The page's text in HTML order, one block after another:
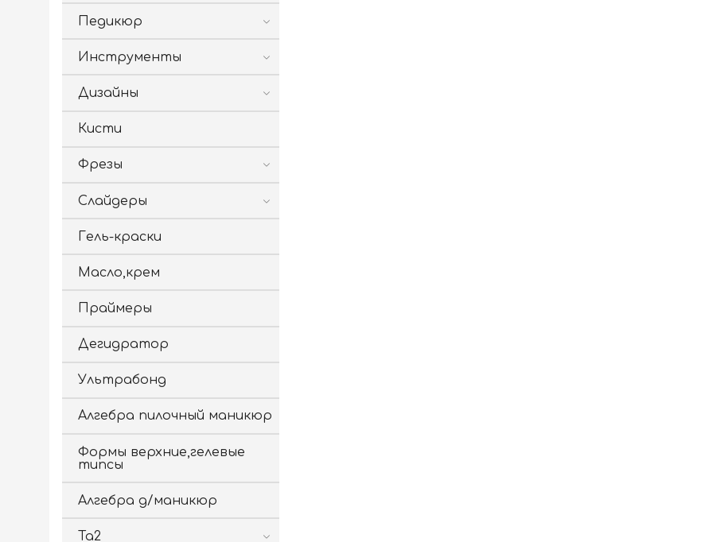
Педикюр
Инструменты
Дизайны
Кисти
Фрезы
Слайдеры
Гель-краски
Масло,крем
Праймеры
Дегидратор
Ультрабонд
Алгебра пилочный маникюр
Формы верхние,гелевые
типсы
Алгебра д/маникюр
Ta2